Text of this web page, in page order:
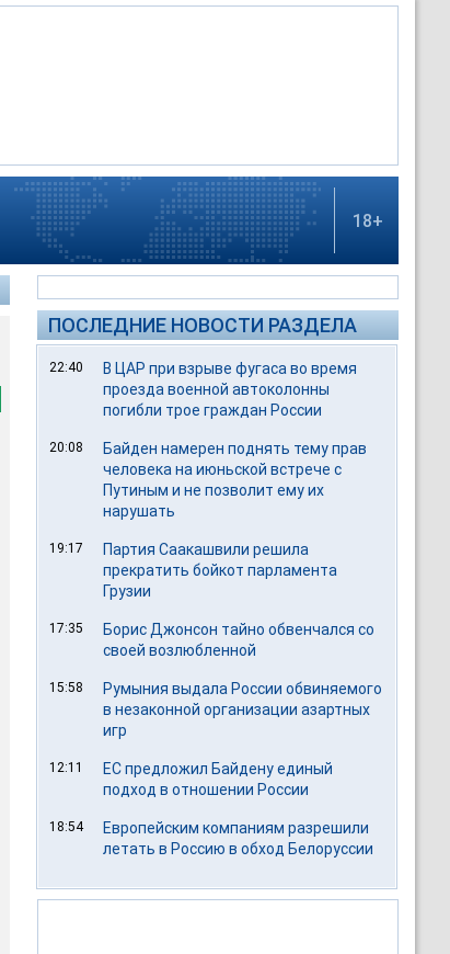
18+
ПОСЛЕДНИЕ НОВОСТИ РАЗДЕЛА
22:40
В ЦАР при взрыве фугаса во время
проезда военной автоколонны
погибли трое граждан России
20:08
Байден намерен поднять тему прав
человека на июньской встрече с
Путиным и не позволит ему их
нарушать
19:17
Партия Саакашвили решила
прекратить бойкот парламента
Грузии
17:35
Борис Джонсон тайно обвенчался со
своей возлюбленной
15:58
Румыния выдала России обвиняемого
в незаконной организации азартных
игр
12:11
ЕС предложил Байдену единый
подход в отношении России
18:54
Европейским компаниям разрешили
летать в Россию в обход Белоруссии